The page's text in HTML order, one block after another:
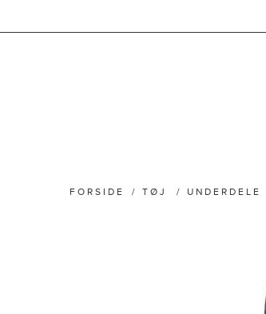
FORSIDE / TØJ / UNDERDELE